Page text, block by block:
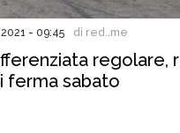
- 09:45 di red..me
regolare,
ferma sabato